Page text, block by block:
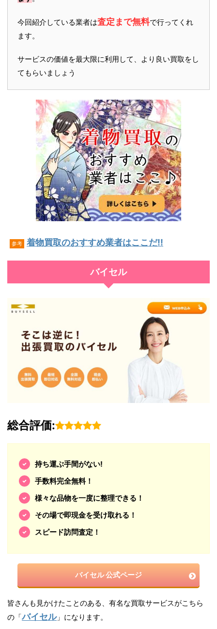
今回紹介している業者は査定まで無料で行ってくれ
ます。
サービスの価値を最大限に利用して、より良い買取をし
てもらいましょう
参考 着物買取のおすすめ業者はここだ!!
バイセル
総合評価:
持ち運ぶ手間がない!
手数料完全無料！
様々な品物を一度に整理できる！
その場で即現金を受け取れる！
スピード訪問査定！
バイセル 公式ページ
皆さんも見かけたことのある、有名な買取サービスがこちら
の「バイセル」になります。